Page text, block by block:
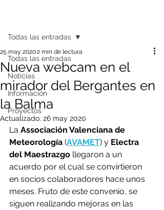
Todas las entradas
Noticias
Información
Proyectos
Todas las entradas
Nueva webcam en el
mirador del Bergantes en
la Balma
25 may 20202 min de lectura
Actualizado: 26 may 2020
La Associación Valenciana de
Meteorología (AVAMET) y Electra
del Maestrazgo llegaron a un
acuerdo por el cual se convirtieron
en socios colaboradores hace unos
meses. Fruto de este convenio, se
siguen realizando mejoras en las